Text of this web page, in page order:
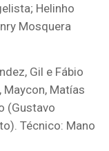
Helinho
Mosquera
Gil e Fábio
Maycon, Matías
(Gustavo
Técnico: Mano